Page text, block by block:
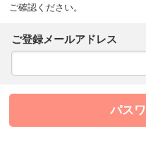
ご確認ください。
ご登録メールアドレス